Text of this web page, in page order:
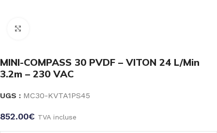
MINI-COMPASS 30 PVDF – VITON 24 L/Min
3.2m – 230 VAC
UGS : MC30-KVTA1PS45
852.00€ TVA incluse